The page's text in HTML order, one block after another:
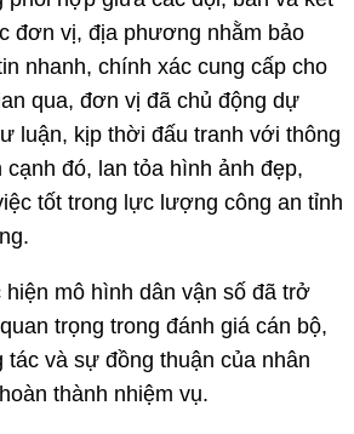
đơn vị, địa phương nhằm bảo
nhanh, chính xác cung cấp cho
qua, đơn vị đã chủ động dự
luận, kịp thời đấu tranh với thông
đó, lan tỏa hình ảnh đẹp,
tốt trong lực lượng công an tỉnh
mô hình dân vận số đã trở
trọng trong đánh giá cán bộ,
tác và sự đồng thuận của nhân
thành nhiệm vụ.